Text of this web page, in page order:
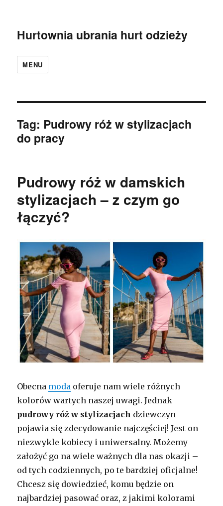
Hurtownia ubrania hurt odzieży
MENU
Tag: Pudrowy róż w stylizacjach
do pracy
Pudrowy róż w damskich
stylizacjach – z czym go
łączyć?
Obecna moda oferuje nam wiele różnych
kolorów wartych naszej uwagi. Jednak
pudrowy róż w stylizacjach dziewczyn
pojawia się zdecydowanie najczęściej! Jest on
niezwykle kobiecy i uniwersalny. Możemy
założyć go na wiele ważnych dla nas okazji –
od tych codziennych, po te bardziej oficjalne!
Chcesz się dowiedzieć, komu będzie on
najbardziej pasować oraz, z jakimi kolorami